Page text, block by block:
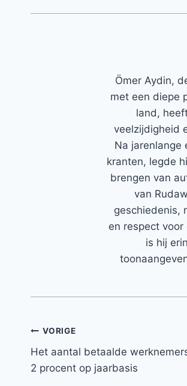
Ömer Aydin,
met een diepe
land,
veelzijdigheid
Na jarenlange
kranten, legde
brengen van
van
geschiedenis,
en respect
is hij
Bericht
navigatie
VORIGE
Het aantal betaalde
2 procent op jaarbasis